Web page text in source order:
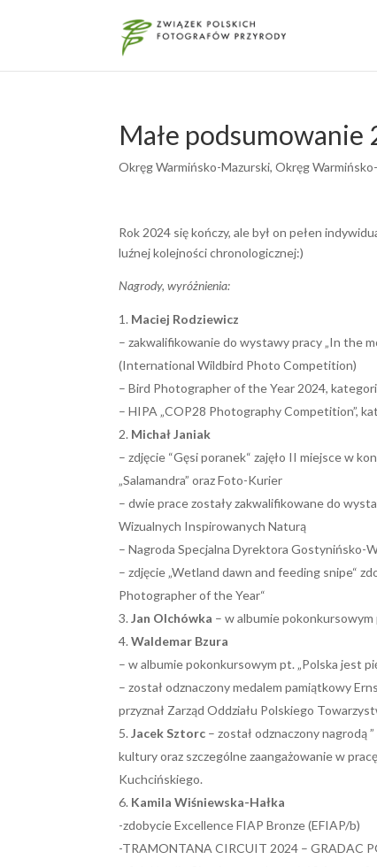
Małe podsumowanie
Okręg Warmińsko-Mazurski,Okręg
Rok 2024 się kończy, ale był on pełen
luźnej kolejności chronologicznej:)
Nagrody, wyróżnienia:
Maciej Rodziewicz
– zakwalifikowanie do wystawy pracy „In the
(International Wildbird Photo Competition)
– Bird Photographer of the Year 2024,
– HIPA „COP28 Photography Competition”,
Michał Janiak
– zdjęcie “Gęsi poranek“ zajęło II miejsce w
„Salamandra” oraz Foto-Kurier
– dwie prace zostały zakwalifikowane do
Wizualnych Inspirowanych Naturą
– Nagroda Specjalna Dyrektora Gostynińsko-
– zdjęcie „Wetland dawn and feeding snipe“
Photographer of the Year“
Jan Olchówka – w albumie pokonkursowym
Waldemar Bzura
– w albumie pokonkursowym pt. „Polska jest
– został odznaczony medalem pamiątkowy
przyznał Zarząd Oddziału Polskiego
Jacek Sztorc – został odznaczony nagrodą
kultury oraz szczególne zaangażowanie w
Kuchcińskiego.
Kamila Wiśniewska-Hałka
-zdobycie Excellence FIAP Bronze (EFIAP/b)
-TRAMONTANA CIRCUIT 2024 – GRADAC